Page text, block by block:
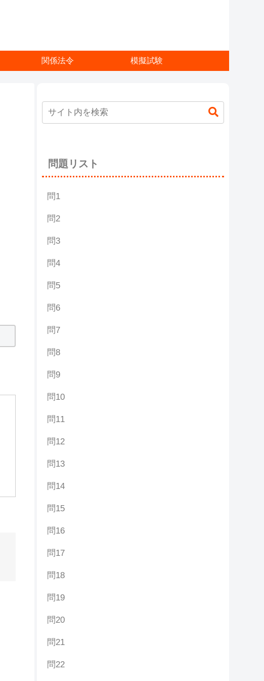
関係法令 模擬試験
問題リスト
問1
問2
問3
問4
問5
問6
問7
問8
問9
問10
問11
問12
問13
問14
問15
問16
問17
問18
問19
問20
問21
問22